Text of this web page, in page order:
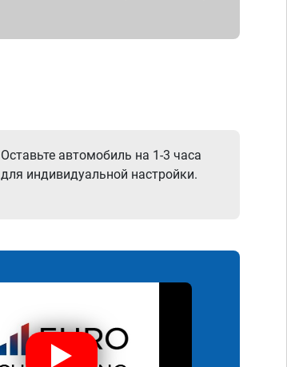
Оставьте автомобиль на 1-3 часа
для индивидуальной настройки.